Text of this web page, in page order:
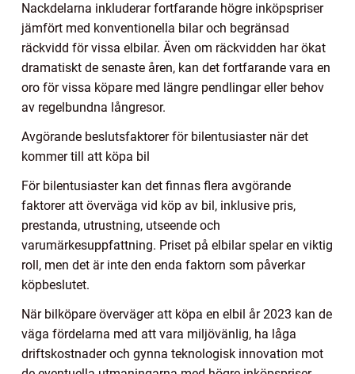
Nackdelarna inkluderar fortfarande högre inköpspriser
jämfört med konventionella bilar och begränsad
räckvidd för vissa elbilar. Även om räckvidden har ökat
dramatiskt de senaste åren, kan det fortfarande vara en
oro för vissa köpare med längre pendlingar eller behov
av regelbundna långresor.
Avgörande beslutsfaktorer för bilentusiaster när det
kommer till att köpa bil
För bilentusiaster kan det finnas flera avgörande
faktorer att överväga vid köp av bil, inklusive pris,
prestanda, utrustning, utseende och
varumärkesuppfattning. Priset på elbilar spelar en viktig
roll, men det är inte den enda faktorn som påverkar
köpbeslutet.
När bilköpare överväger att köpa en elbil år 2023 kan de
väga fördelarna med att vara miljövänlig, ha låga
driftskostnader och gynna teknologisk innovation mot